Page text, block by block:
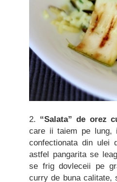
2. “Salata” de orez
care ii taiem pe lung,
confectionata din ulei
astfel pangarita se
se frig dovleceii pe
curry de buna calitate,